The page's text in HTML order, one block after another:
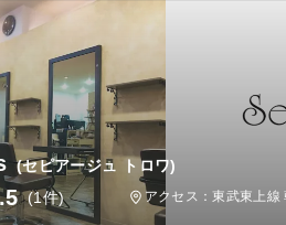
(セピアージュ トロワ)
(1件) アクセス：東武東上線